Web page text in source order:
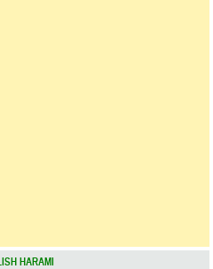
HARAMI